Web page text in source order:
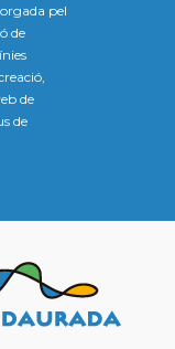
pel
de
de
de